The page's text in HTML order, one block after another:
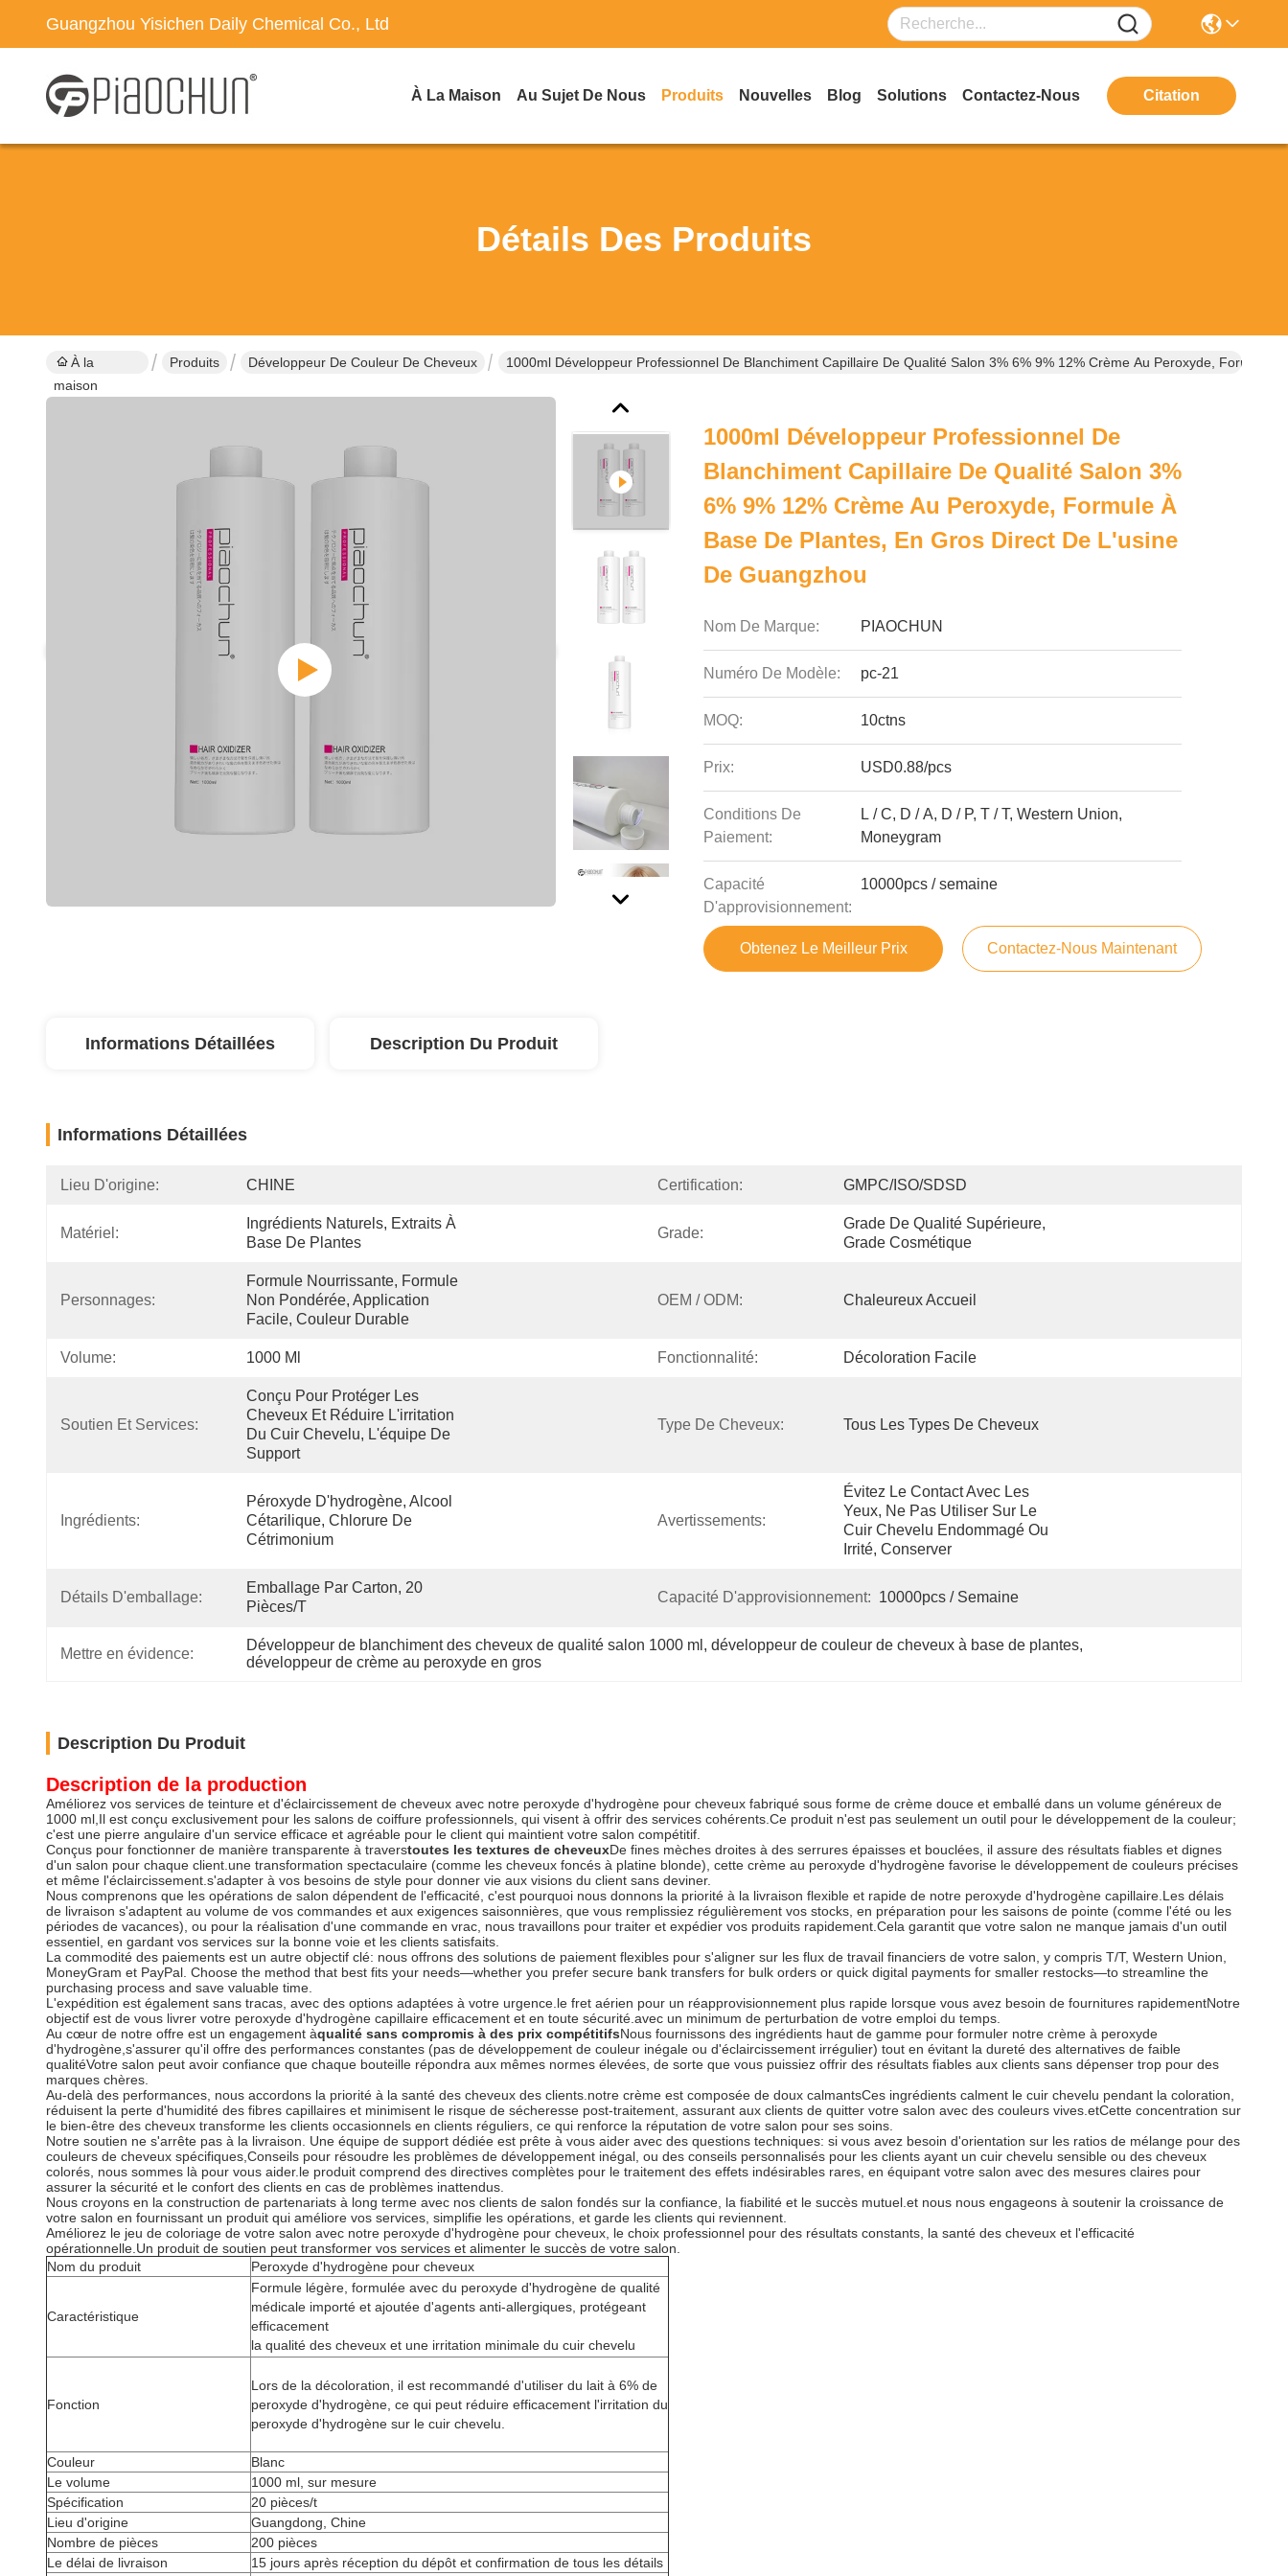
Guangzhou Yisichen Daily Chemical Co., Ltd
À La Maison Au Sujet De Nous Produits Nouvelles Blog Solutions Contactez-Nous Citation
Détails Des Produits
À la
maison
Produits Développeur De Couleur De Cheveux 1000ml Développeur Professionnel De Blanchiment Capillaire De Qualité Salon 3%
1000ml Développeur Professionnel De
Blanchiment Capillaire De Qualité Salon 3%
6% 9% 12% Crème Au Peroxyde, Formule À
Base De Plantes, En Gros Direct De L'usine
De Guangzhou
Nom De Marque: PIAOCHUN
Numéro De Modèle: pc-21
MOQ: 10ctns
Prix: USD0.88/pcs
Conditions De
Paiement:
L / C, D / A, D / P, T / T, Western Union,
Moneygram
Capacité
D'approvisionnement:
10000pcs / semaine
Obtenez Le Meilleur Prix Contactez-Nous Maintenant
Informations Détaillées Description Du Produit
Informations Détaillées
Lieu D'origine: CHINE Certification: GMPC/ISO/SDSD
Matériel:
Ingrédients Naturels, Extraits À
Base De Plantes
Grade:
Grade De Qualité Supérieure,
Grade Cosmétique
Personnages:
Formule Nourrissante, Formule
Non Pondérée, Application
Facile, Couleur Durable
OEM / ODM: Chaleureux Accueil
Volume: 1000 Ml Fonctionnalité: Décoloration Facile
Soutien Et Services:
Conçu Pour Protéger Les
Cheveux Et Réduire L'irritation
Du Cuir Chevelu, L'équipe De
Support
Type De Cheveux: Tous Les Types De Cheveux
Ingrédients:
Péroxyde D'hydrogène, Alcool
Cétarilique, Chlorure De
Cétrimonium
Avertissements:
Évitez Le Contact Avec Les
Yeux, Ne Pas Utiliser Sur Le
Cuir Chevelu Endommagé Ou
Irrité, Conserver
Détails D'emballage:
Emballage Par Carton, 20
Pièces/t
Capacité D'approvisionnement: 10000pcs / Semaine
Mettre en évidence:
Développeur de blanchiment des cheveux de qualité salon 1000 ml , développeur de couleur de cheveux à base de plantes,
développeur de crème au peroxyde en gros
Description Du Produit
Description de la production
Améliorez vos services de teinture et d'éclaircissement de cheveux avec notre peroxyde d'hydrogène pour cheveux fabriqué sous forme de crème douce et emballé dans un volume généreux de
1000 ml,Il est conçu exclusivement pour les salons de coiffure professionnels, qui visent à offrir des services cohérents.Ce produit n'est pas seulement un outil pour le développement de la couleur;
c'est une pierre angulaire d'un service efficace et agréable pour le client qui maintient votre salon compétitif.
Conçus pour fonctionner de manière transparente à traverstoutes les textures de cheveuxDe fines mèches droites à des serrures épaisses et bouclées, il assure des résultats fiables et dignes
d'un salon pour chaque client.une transformation spectaculaire (comme les cheveux foncés à platine blonde), cette crème au peroxyde d'hydrogène favorise le développement de couleurs précises
et même l'éclaircissement.s'adapter à vos besoins de style pour donner vie aux visions du client sans deviner.
Nous comprenons que les opérations de salon dépendent de l'efficacité, c'est pourquoi nous donnons la priorité à la livraison flexible et rapide de notre peroxyde d'hydrogène capillaire.Les délais
de livraison s'adaptent au volume de vos commandes et aux exigences saisonnières, que vous remplissiez régulièrement vos stocks, en préparation pour les saisons de pointe (comme l'été ou les
périodes de vacances), ou pour la réalisation d'une commande en vrac, nous travaillons pour traiter et expédier vos produits rapidement.Cela garantit que votre salon ne manque jamais d'un outil
essentiel, en gardant vos services sur la bonne voie et les clients satisfaits.
La commodité des paiements est un autre objectif clé: nous offrons des solutions de paiement flexibles pour s'aligner sur les flux de travail financiers de votre salon, y compris T/T, Western Union,
MoneyGram et PayPal. Choose the method that best fits your needs—whether you prefer secure bank transfers for bulk orders or quick digital payments for smaller restocks—to streamline the
purchasing process and save valuable time.
L'expédition est également sans tracas, avec des options adaptées à votre urgence.le fret aérien pour un réapprovisionnement plus rapide lorsque vous avez besoin de fournitures rapidementNotre
objectif est de vous livrer votre peroxyde d'hydrogène capillaire efficacement et en toute sécurité.avec un minimum de perturbation de votre emploi du temps.
Au cœur de notre offre est un engagement àqualité sans compromis à des prix compétitifsNous fournissons des ingrédients haut de gamme pour formuler notre crème à peroxyde
d'hydrogène,s'assurer qu'il offre des performances constantes (pas de développement de couleur inégale ou d'éclaircissement irrégulier) tout en évitant la dureté des alternatives de faible
qualitéVotre salon peut avoir confiance que chaque bouteille répondra aux mêmes normes élevées, de sorte que vous puissiez offrir des résultats fiables aux clients sans dépenser trop pour des
marques chères.
Au-delà des performances, nous accordons la priorité à la santé des cheveux des clients.notre crème est composée de doux calmantsCes ingrédients calment le cuir chevelu pendant la coloration,
réduisent la perte d'humidité des fibres capillaires et minimisent le risque de sécheresse post-traitement, assurant aux clients de quitter votre salon avec des couleurs vives. etCette concentration sur
le bien-être des cheveux transforme les clients occasionnels en clients réguliers, ce qui renforce la réputation de votre salon pour ses soins.
Notre soutien ne s'arrête pas à la livraison. Une équipe de support dédiée est prête à vous aider avec des questions techniques: si vous avez besoin d'orientation sur les ratios de mélange pour des
couleurs de cheveux spécifiques,Conseils pour résoudre les problèmes de développement inégal, ou des conseils personnalisés pour les clients ayant un cuir chevelu sensible ou des cheveux
colorés, nous sommes là pour vous aider.le produit comprend des directives complètes pour le traitement des effets indésirables rares, en équipant votre salon avec des mesures claires pour
assurer la sécurité et le confort des clients en cas de problèmes inattendus.
Nous croyons en la construction de partenariats à long terme avec nos clients de salon fondés sur la confiance, la fiabilité et le succès mutuel.et nous nous engageons à soutenir la croissance de
votre salon en fournissant un produit qui améliore vos services, simplifie les opérations, et garde les clients qui reviennent.
Améliorez le jeu de coloriage de votre salon avec notre peroxyde d'hydrogène pour cheveux, le choix professionnel pour des résultats constants, la santé des cheveux et l'efficacité
opérationnelle.Un produit de soutien peut transformer vos services et alimenter le succès de votre salon.
Nom du produit
Peroxyde d'hydrogène pour cheveux
Caractéristique
Formule légère, formulée avec du peroxyde d'hydrogène de qualité
médicale importé et ajoutée d'agents anti-allergiques, protégeant
efficacement
la qualité des cheveux et une irritation minimale du cuir chevelu
Fonction
Lors de la décoloration, il est recommandé d'utiliser du lait à 6% de
peroxyde d'hydrogène, ce qui peut réduire efficacement l'irritation du
peroxyde d'hydrogène sur le cuir chevelu.
Couleur
Blanc
Le volume
1000 ml, sur mesure
Spécification
20 pièces/t
Lieu d'origine
Guangdong, Chine
Nombre de pièces
200 pièces
Le délai de livraison
15 jours après réception du dépôt et confirmation de tous les détails